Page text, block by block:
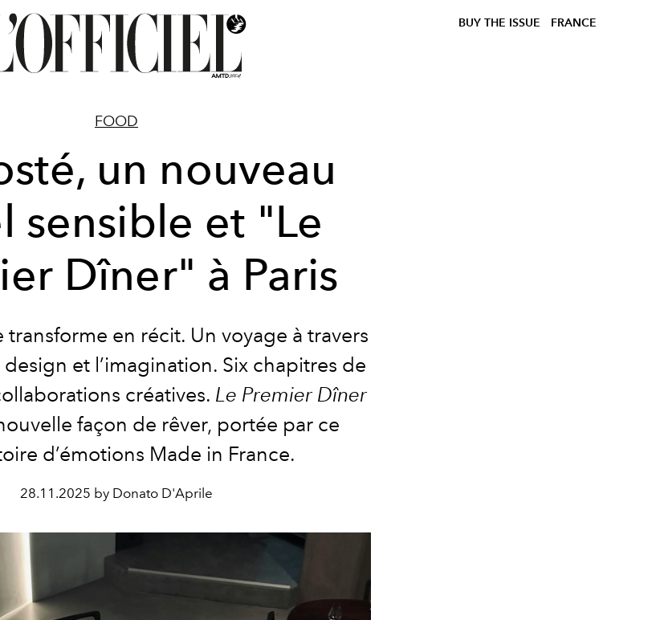
BUY THE ISSUE FRANCE
FOOD
un nouveau
sensible et "Le
Dîner" à Paris
transforme en récit. Un voyage à travers
design et l’imagination. Six chapitres de
créatives. Le Premier Dîner
façon de rêver, portée par ce
d’émotions Made in France.
28.11.2025 by Donato D'Aprile